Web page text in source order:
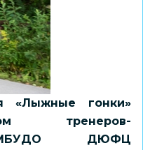
«Лыжные гонки»
тренеров-
МБУДО ДЮФЦ